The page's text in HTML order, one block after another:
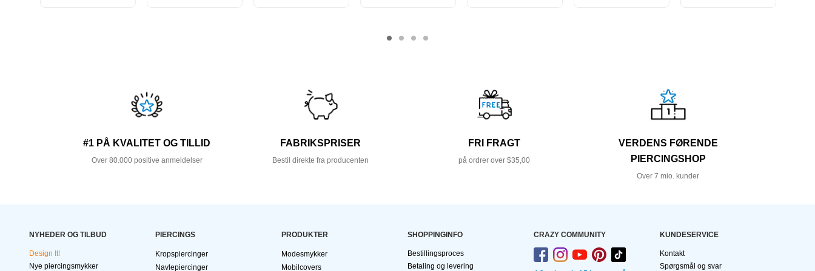
#1 PÅ KVALITET OG TILLID
Over 80.000 positive anmeldelser
FABRIKSPRISER
Bestil direkte fra producenten
FRI FRAGT
på ordrer over $35,00
VERDENS FØRENDE
PIERCINGSHOP
Over 7 mio. kunder
NYHEDER OG TILBUD
Design It!
Nye piercingsmykker
PIERCINGS
Kropspiercinger
Navlepiercinger
PRODUKTER
Modesmykker
Mobilcovers
SHOPPINGINFO
Bestillingsproces
Betaling og levering
CRAZY COMMUNITY KUNDESERVICE
Kontakt
Spørgsmål og svar